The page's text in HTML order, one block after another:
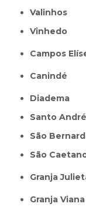
Valinhos
Vinhedo
Campos
Canindé
Diadema
Santo André
São
São
Granja
Granja Viana